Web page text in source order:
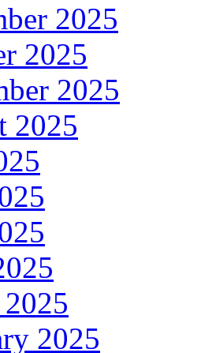
2025
2025
2025
2025
2025